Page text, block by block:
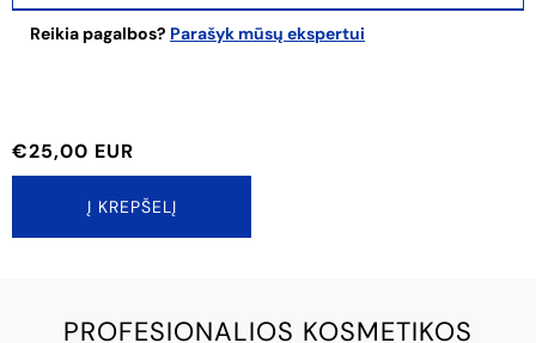
Reikia pagalbos? Parašyk mūsų ekspertui
€25,00 EUR
Į KREPŠELĮ
PROFESIONALIOS KOSMETIKOS